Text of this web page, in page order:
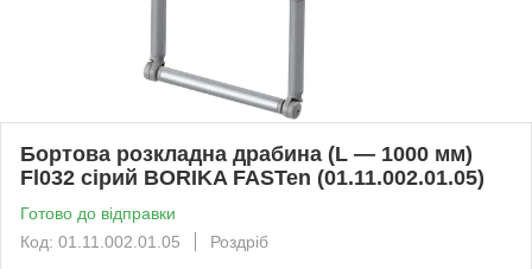
Бортова розкладна драбина (L — 1000 мм)
Fl032 сірий BORIKA FASTen (01.11.002.01.05)
Готово до відправки
Код: 01.11.002.01.05
Роздріб